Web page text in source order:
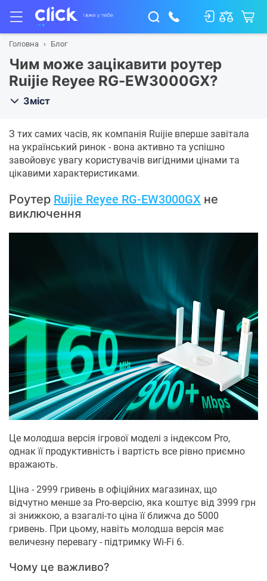
Головна Блог
Чим може зацікавити роутер
Ruijie Reyee RG-EW3000GX?
Зміст
З тих самих часів, як компанія Ruijie вперше завітала
на український ринок - вона активно та успішно
завойовує увагу користувачів вигідними цінами та
цікавими характеристиками.
Роутер Ruijie Reyee RG-EW3000GX не
виключення
Це молодша версія ігрової моделі з індексом Pro,
однак її продуктивність і вартість все рівно приємно
вражають.
Ціна - 2999 гривень в офіційних магазинах, що
відчутно менше за Pro-версію, яка коштує від 3999 грн
зі знижкою, а взагалі-то ціна її ближча до 5000
гривень. При цьому, навіть молодша версія має
величезну перевагу - підтримку Wi-Fi 6.
Чому це важливо?